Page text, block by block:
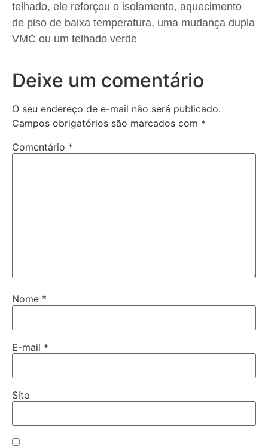
telhado, ele reforçou o isolamento, aquecimento
de piso de baixa temperatura, uma mudança dupla
VMC ou um telhado verde
Deixe um comentário
O seu endereço de e-mail não será publicado.
Campos obrigatórios são marcados com *
Comentário *
Nome *
E-mail *
Site